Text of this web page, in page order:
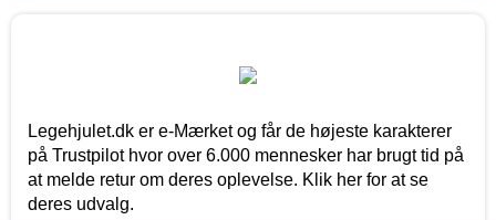
Legehjulet.dk er e-Mærket og får de højeste karakterer
på Trustpilot hvor over 6.000 mennesker har brugt tid på
at melde retur om deres oplevelse. Klik her for at se
deres udvalg.